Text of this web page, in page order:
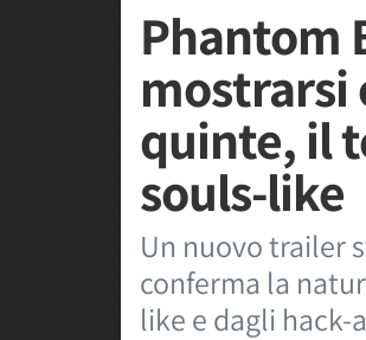
Phantom
mostrarsi
quinte, il
souls-like
Un nuovo trailer
conferma la
like e dagli